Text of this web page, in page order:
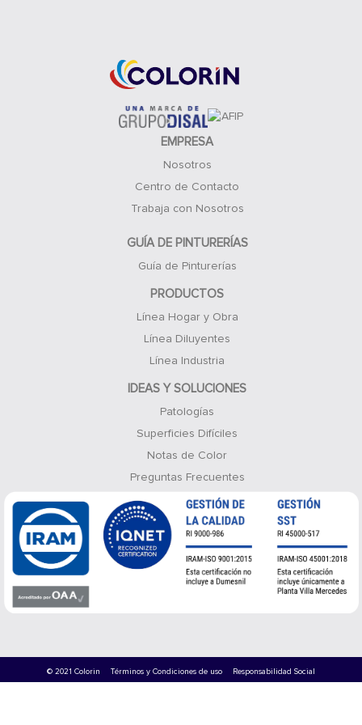
EMPRESA
Nosotros
Centro de Contacto
Trabaja con Nosotros
GUÍA DE PINTURERÍAS
Guía de Pinturerías
PRODUCTOS
Línea Hogar y Obra
Línea Diluyentes
Línea Industria
IDEAS Y SOLUCIONES
Patologías
Superficies Difíciles
Notas de Color
Preguntas Frecuentes
© 2021 Colorin Términos y Condiciones de uso Responsabilidad Social